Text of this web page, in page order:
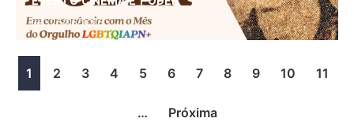
25/06/2026
1 2 3 4 5 6 7 8 9 10 11
… Próxima